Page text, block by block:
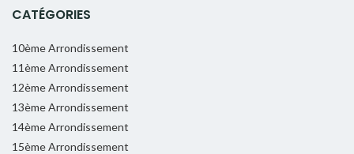
CATÉGORIES
10ème Arrondissement
11ème Arrondissement
12ème Arrondissement
13ème Arrondissement
14ème Arrondissement
15ème Arrondissement